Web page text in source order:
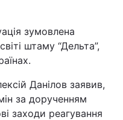
зумовлена
штаму “Дельта”,
Данілов заявив,
за дорученням
заходи реагування